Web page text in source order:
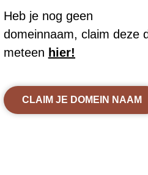
Heb je nog geen
domeinnaam, claim deze
meteen hier!
CLAIM JE DOMEIN NAAM